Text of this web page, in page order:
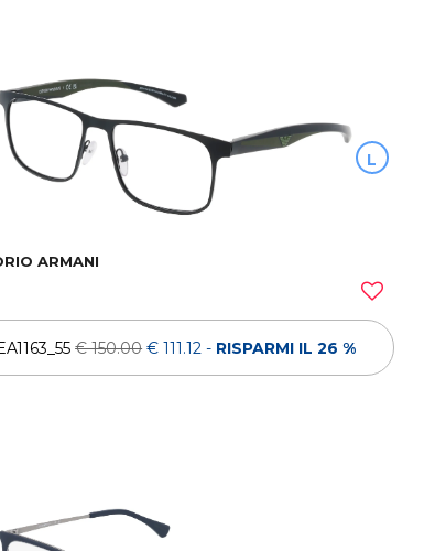
L
ARMANI
€ 150.00 € 111.12 - RISPARMI IL 26 %